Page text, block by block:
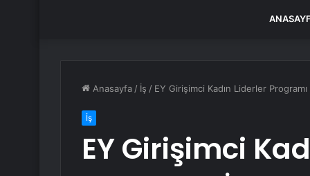
Anasayfa / İş / EY Girişimci Kadın Liderler
İş
EY Girişimci